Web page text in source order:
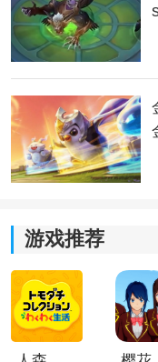
现在“重量级人物”、
现在“投币”、“主打一
性”、“怦然心动”、“
团”、“坚定投资器”
现在“低利率”与“对
现在4-7阶段结束后
新增：大百宝袋
获得3件随机基础装
游戏推荐